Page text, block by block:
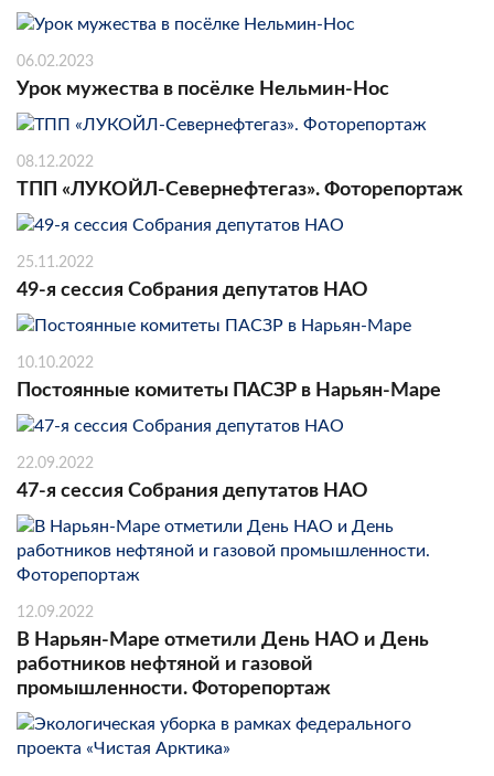
06.02.2023
Урок мужества в посёлке Нельмин-Нос
08.12.2022
ТПП «ЛУКОЙЛ-Севернефтегаз». Фоторепортаж
25.11.2022
49-я сессия Собрания депутатов НАО
10.10.2022
Постоянные комитеты ПАСЗР в Нарьян-Маре
22.09.2022
47-я сессия Собрания депутатов НАО
12.09.2022
В Нарьян-Маре отметили День НАО и День
работников нефтяной и газовой
промышленности. Фоторепортаж